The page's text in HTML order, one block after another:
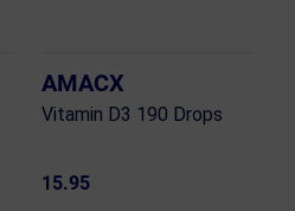
AMACX
Vitamin D3 190 Drops
15.95